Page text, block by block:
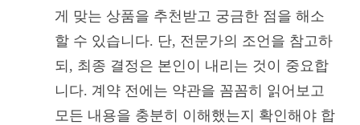
게 맞는 상품을 추천받고 궁금한 점을 해소
할 수 있습니다. 단, 전문가의 조언을 참고하
되, 최종 결정은 본인이 내리는 것이 중요합
니다. 계약 전에는 약관을 꼼꼼히 읽어보고
모든 내용을 충분히 이해했는지 확인해야 합